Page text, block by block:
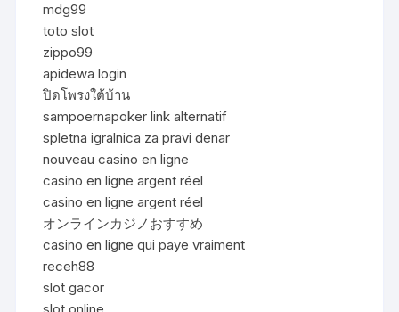
mdg99
toto slot
zippo99
apidewa login
ปิดโพรงใต้บ้าน
sampoernapoker link alternatif
spletna igralnica za pravi denar
nouveau casino en ligne
casino en ligne argent réel
casino en ligne argent réel
オンラインカジノおすすめ
casino en ligne qui paye vraiment
receh88
slot gacor